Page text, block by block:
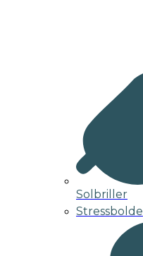
Solbriller
Stressbolde